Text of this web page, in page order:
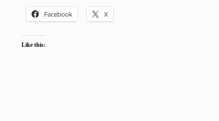
Facebook X
Like this: